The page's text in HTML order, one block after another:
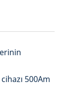
500Am